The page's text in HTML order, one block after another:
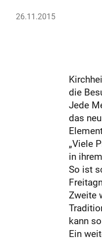
26.11.2015
die
Jede
das
„Viele
in
So ist
Zweite
kann
Ein